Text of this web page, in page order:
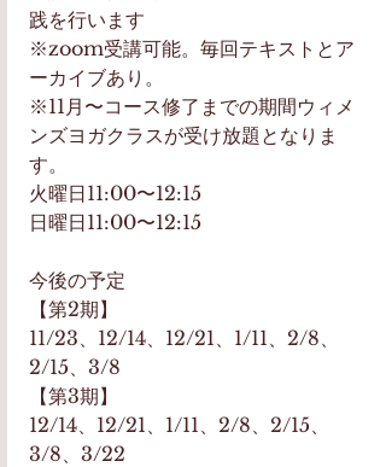
践を行います
※zoom受講可能。毎回テキストとア
ーカイブあり。
※11月〜コース修了までの期間ウィメ
ンズヨガクラスが受け放題となりま
す。
火曜日11:00〜12:15
日曜日11:00〜12:15
今後の予定
【第2期】
11/23、12/14、12/21、1/11、2/8、
2/15、3/8
【第3期】
12/14、12/21、1/11、2/8、2/15、
3/8、3/22